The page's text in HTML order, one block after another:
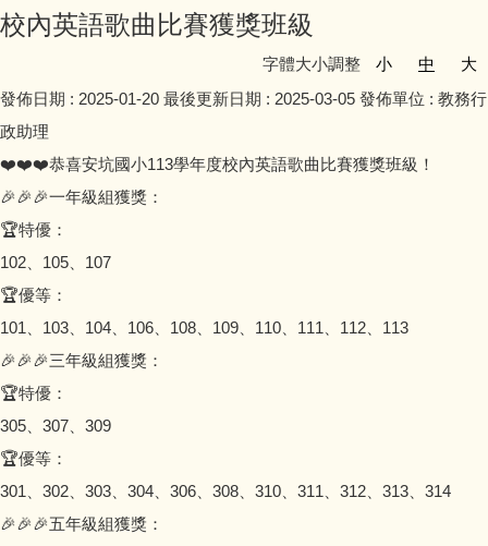
校內英語歌曲比賽獲獎班級
字體大小調整 小 中
大
發佈日期 : 2025-01-20 最後更新日期 : 2025-03-05 發佈單位 : 教務行
政助理
❤️❤️❤️恭喜安坑國小113學年度校內英語歌曲比賽獲獎班級！
🎉🎉🎉一年級組獲獎：
🏆特優：
102、105、107
🏆優等：
101、103、104、106、108、109、110、111、112、113
🎉🎉🎉三年級組獲獎：
🏆特優：
305、307、309
🏆優等：
301、302、303、304、306、308、310、311、312、313、314
🎉🎉🎉五年級組獲獎：